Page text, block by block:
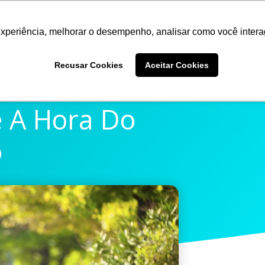
melhorar o desempenho, analisar como você
Recusar Cookies Aceitar Cookies
Hora Do